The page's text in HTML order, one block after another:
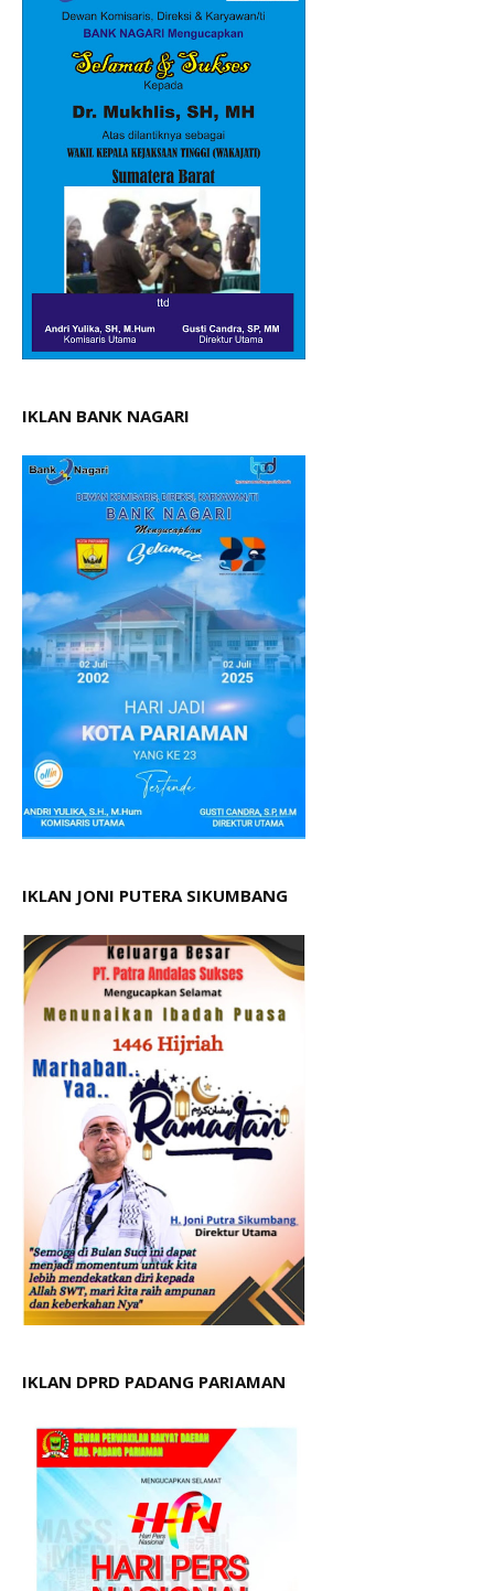
IKLAN BANK NAGARI
IKLAN JONI PUTERA SIKUMBANG
IKLAN DPRD PADANG PARIAMAN